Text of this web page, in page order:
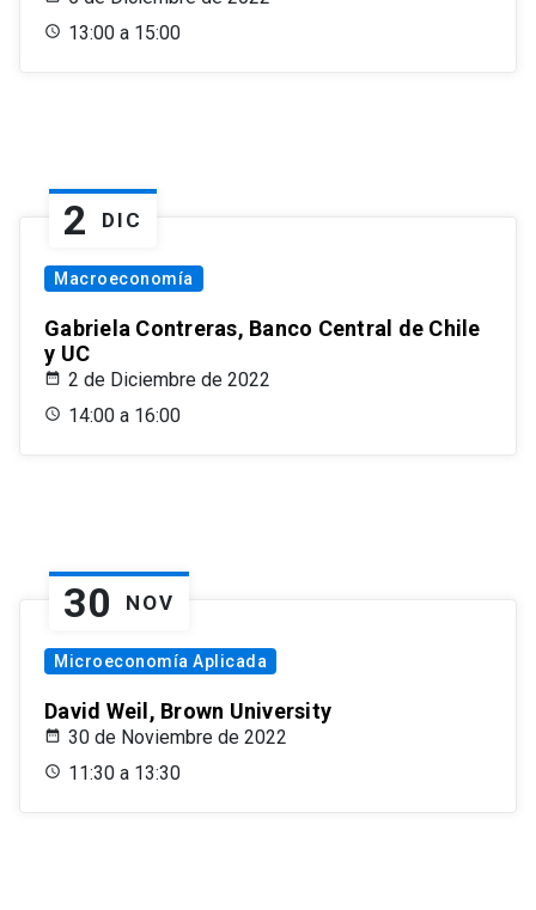
13:00 a 15:00
2 DIC
Macroeconomía
Gabriela Contreras, Banco Central de Chile
y UC
2 de Diciembre de 2022
14:00 a 16:00
30 NOV
Microeconomía Aplicada
David Weil, Brown University
30 de Noviembre de 2022
11:30 a 13:30